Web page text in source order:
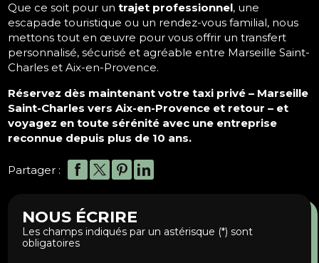
Que ce soit pour untrajet professionnel, une
escapade touristique ou un rendez-vous familial, nous
mettons tout en œuvre pour vous offrir un transfert
personnalisé, sécurisé et agréable entre Marseille Saint-
Charles et Aix-en-Provence.
Réservez dès maintenant votre taxi privé – Marseille
Saint-Charles vers Aix-en-Provence et retour – et
voyagez en toute sérénité avec une entreprise
reconnue depuis plus de 10 ans.
Partager :
NOUS ÉCRIRE
Les champs indiqués par un astérisque (*) sont
obligatoires